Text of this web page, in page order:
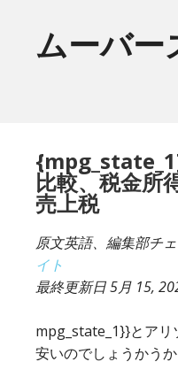
ムーバー
比較、税金所
売上税
原文英語、編集部チ
イト
最終更新日5月 15,
mpg_state_1}}とアリ
安いのでしょうかうか